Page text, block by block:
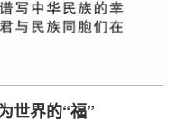
世界的“福”